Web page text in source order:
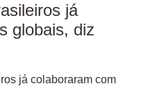
já
globais, diz
já colaboraram com